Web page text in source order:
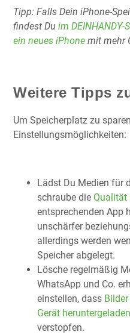
Tipp: Falls Dein iPhone-
findest Du im
ein neues iPhone mit mehr
Weitere Tipps
Um Speicherplatz zu
Einstellungsmöglichkeiten:
Lädst Du Medien für
schraube die Qualität
entsprechenden App
unschärfer
allerdings werden
Speicher abgelegt.
Lösche regelmäßig
WhatsApp und Co.
einstellen, dass
Gerät heruntergeladen
verstopfen.